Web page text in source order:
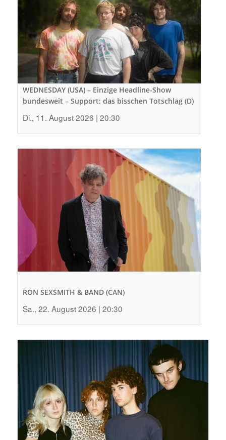
WEDNESDAY (USA) – Einzige Headline-Show
bundesweit – Support: das bisschen Totschlag (D)
Di., 11. August 2026 | 20:30
RON SEXSMITH & BAND (CAN)
Sa., 22. August 2026 | 20:30